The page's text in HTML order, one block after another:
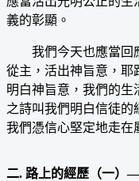
義的彰顯。
我們今天也應當回應
從主，活出神旨意，耶
明白神旨意，我們的生
之詩叫我們明白信徒的
我們憑信心堅定地走在
二. 路上的經歷（一）